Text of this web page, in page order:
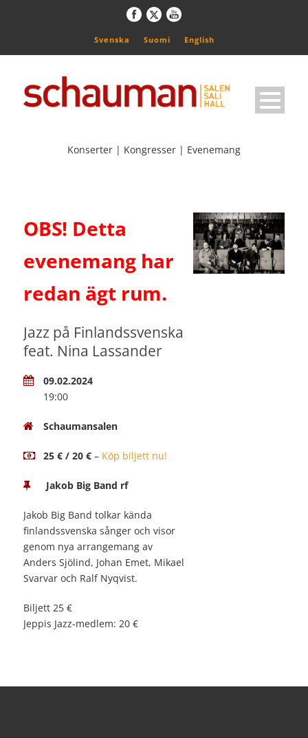
Svenska Suomi English
Konserter | Kongresser | Evenemang
OBS! Detta
evenemang har
redan ägt rum.
Jazz på Finlandssvenska
feat. Nina Lassander
09.02.2024
19:00
Schaumansalen
25 € / 20 € – Köp biljett nu!
Jakob Big Band rf
Jakob Big Band tolkar kända
finlandssvenska sånger och visor
genom nya arrangemang av
Anders Sjölind, Johan Emet, Mikael
Svarvar och Ralf Nyqvist.
Biljett 25 €
Jeppis Jazz-medlem: 20 €